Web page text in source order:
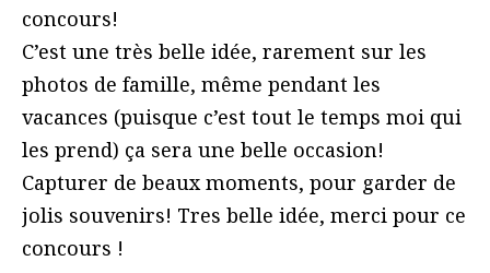
concours!
C’est une très belle idée, rarement sur les
photos de famille, même pendant les
vacances (puisque c’est tout le temps moi qui
les prend) ça sera une belle occasion!
Capturer de beaux moments, pour garder de
jolis souvenirs! Tres belle idée, merci pour ce
concours !